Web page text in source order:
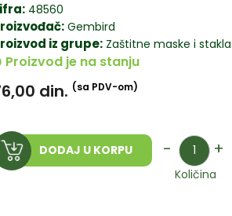
48560
Gembird
iz grupe: Zaštitne maske i stakla
Proizvod je na stanju
din. (sa PDV-om)
DODAJ U KORPU - Količina +
Količina